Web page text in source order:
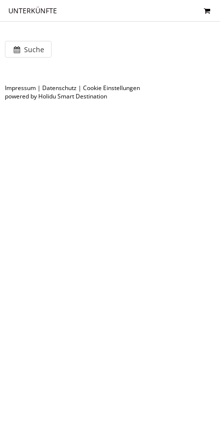
UNTERKÜNFTE
Suche
Impressum | Datenschutz | Cookie Einstellungen
powered by Holidu Smart Destination